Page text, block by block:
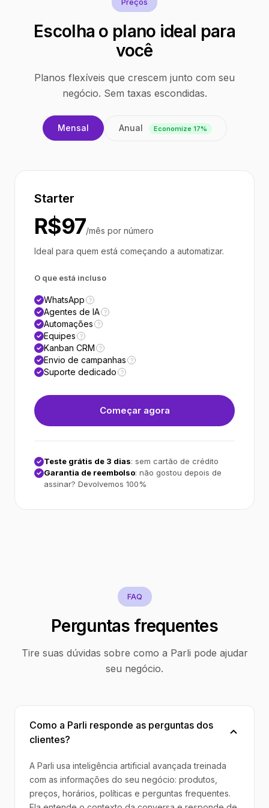
Escolha o plano ideal para
você
Planos flexíveis que crescem junto com seu
negócio. Sem taxas escondidas.
Mensal Anual Economize 17%
Starter
R$97/mês por número
Ideal para quem está começando a automatizar.
O que está incluso
WhatsApp ?
Agentes de IA ?
Automações ?
Equipes ?
Kanban CRM ?
Envio de campanhas ?
Suporte dedicado ?
Começar agora
Teste grátis de 3 dias: sem cartão de crédito
Garantia de reembolso: não gostou depois de
assinar? Devolvemos 100%
FAQ
Perguntas frequentes
Tire suas dúvidas sobre como a Parli pode ajudar
seu negócio.
Como a Parli responde as perguntas dos
clientes?
A Parli usa inteligência artificial avançada treinada
com as informações do seu negócio: produtos,
preços, horários, políticas e perguntas frequentes.